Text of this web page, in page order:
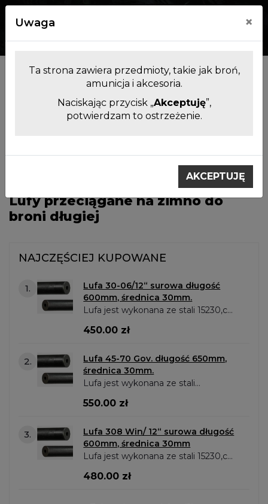
Filtrowanie produktów
Lufy do broni krótkiej i
Lufy przeciągane na
Lufy przeciągane na zimno do
broni długiej
NAJCZĘŚCIEJ KUPOWANE
1.
Lufa 30-06/12“ surowa długość
600mm, średnica 30mm.
Lufa jest wykonana ze stali 15230,c
iśnienie max.800 MPa. skok gwintu
450.00 zł
2.
Lufa 45-70 Gov. długość 650mm,
średnica 30mm.
Lufa jest wykonana ze stali
15230,ciśnienie max.800 MPa. skok
lufy w polach w mm:11.43..
550.00 zł
3.
Lufa 308 Win/ 12“ surowa długość
600mm, średnica 30mm
Lufa jest wykonana ze stali 15230,c
iśnienie max.800 MPa. skok gwintu
480.00 zł
Uwaga ×
Ta strona zawiera przedmioty, takie jak broń,
amunicja i akcesoria.
Naciskając przycisk „Akceptuję”,
potwierdzam to ostrzeżenie.
AKCEPTUJĘ